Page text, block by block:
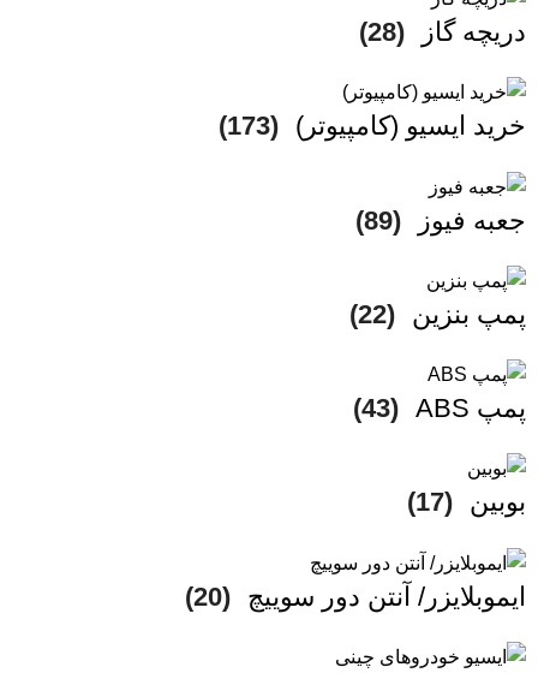
دریچه گاز (28)
خرید ایسیو (کامپیوتر) (173)
جعبه فیوز (89)
پمپ بنزین (22)
پمپ ABS (43)
بوبین (17)
ایموبلایزر/ آنتن دور سوییچ (20)